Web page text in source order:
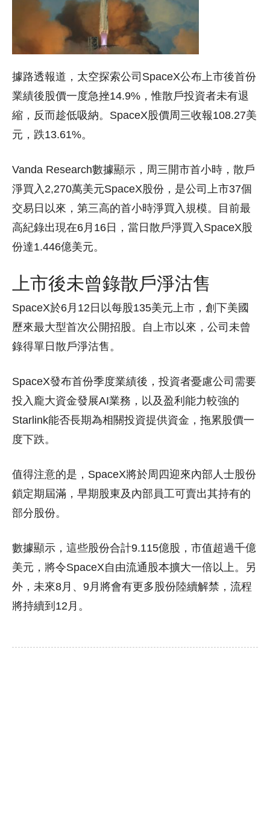
據路透報道，太空探索公司SpaceX公布上市後首份
業績後股價一度急挫14.9%，惟散戶投資者未有退
縮，反而趁低吸納。SpaceX股價周三收報108.27美
元，跌13.61%。
Vanda Research數據顯示，周三開市首小時，散戶
淨買入2,270萬美元SpaceX股份，是公司上市37個
交易日以來，第三高的首小時淨買入規模。目前最
高紀錄出現在6月16日，當日散戶淨買入SpaceX股
份達1.446億美元。
上市後未曾錄散戶淨沽售
SpaceX於6月12日以每股135美元上市，創下美國
歷來最大型首次公開招股。自上市以來，公司未曾
錄得單日散戶淨沽售。
SpaceX發布首份季度業績後，投資者憂慮公司需要
投入龐大資金發展AI業務，以及盈利能力較強的
Starlink能否長期為相關投資提供資金，拖累股價一
度下跌。
值得注意的是，SpaceX將於周四迎來內部人士股份
鎖定期屆滿，早期股東及內部員工可賣出其持有的
部分股份。
數據顯示，這些股份合計9.115億股，市值超過千億
美元，將令SpaceX自由流通股本擴大一倍以上。另
外，未來8月、9月將會有更多股份陸續解禁，流程
將持續到12月。